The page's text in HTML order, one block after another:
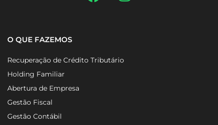
O QUE FAZEMOS
Recuperação de Crédito Tributário
Holding Familiar
Abertura de Empresa
Gestão Fiscal
Gestão Contábil